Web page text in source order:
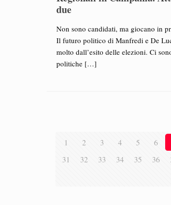
due
Non sono candidati, ma giocano in
Il futuro politico di Manfredi e De
molto dall’esito delle elezioni. Ci
politiche[…]
1 2 3 4 5 6
31
32 33 34 35 36